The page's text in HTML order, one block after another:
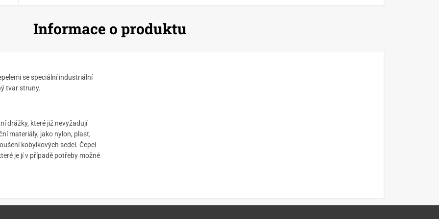
Informace o produktu
se speciální industriální
tvar struny.
drážky, které již nevyžadují
materiály, jako nylon, plast,
kobylkových sedel. Čepel
je jí v případě potřeby možné